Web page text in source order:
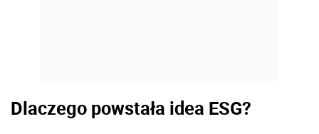
Dlaczego powstała idea ESG?